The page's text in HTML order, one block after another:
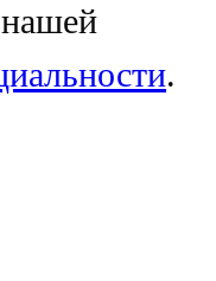
.